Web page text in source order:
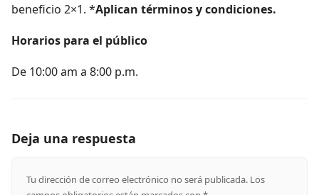
beneficio 2×1. *Aplican términos y condiciones.
Horarios para el público
De 10:00 am a 8:00 p.m.
Deja una respuesta
Tu dirección de correo electrónico no será publicada. Los